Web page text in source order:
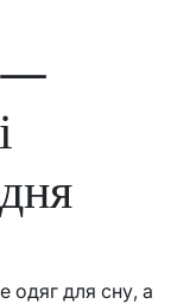
—
одяг для сну, а